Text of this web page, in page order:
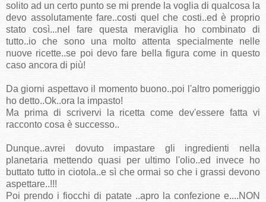
solito ad un certo punto se mi prende la voglia di qualcosa la
devo assolutamente fare..costi quel che costi..ed è proprio
stato così...nel fare questa meraviglia ho combinato di
tutto..io che sono una molto attenta specialmente nelle
nuove ricette..se poi devo fare bella figura come in questo
caso ancora di più!
Da giorni aspettavo il momento buono..poi l'altro pomeriggio
ho detto..Ok..ora la impasto!
Ma prima di scrivervi la ricetta come dev'essere fatta vi
racconto cosa è successo..
Dunque..avrei dovuto impastare gli ingredienti nella
planetaria mettendo quasi per ultimo l'olio..ed invece ho
buttato tutto in ciotola..e sì che ormai so che i grassi devono
aspettare..!!!
Poi prendo i fiocchi di patate ..apro la confezione e....NON